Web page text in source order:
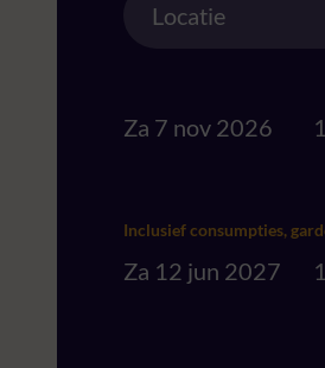
Locatie
Za 7 nov 2026
Inclusief consumpties,
Za 12 jun 2027